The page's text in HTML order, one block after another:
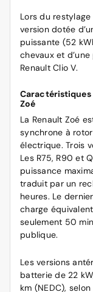
Lors du restylage
version dotée
puissante (52
chevaux et
Renault Clio V.
Caractéristiques
Zoé
La Renault Zoé
synchrone à
électrique. Trois
Les R75, R90 et
puissance
traduit par un
heures. Le
charge
seulement 50
publique.
Les versions
batterie de 22
km (NEDC),